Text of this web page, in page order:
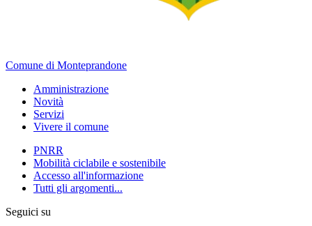
Comune di Monteprandone
Amministrazione
Novità
Servizi
Vivere il comune
PNRR
Mobilità ciclabile e sostenibile
Accesso all'informazione
Tutti gli argomenti...
Seguici su